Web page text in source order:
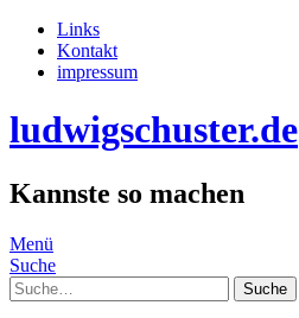
Links
Kontakt
impressum
ludwigschuster.de
Kannste so machen
Menü
Suche
Suche